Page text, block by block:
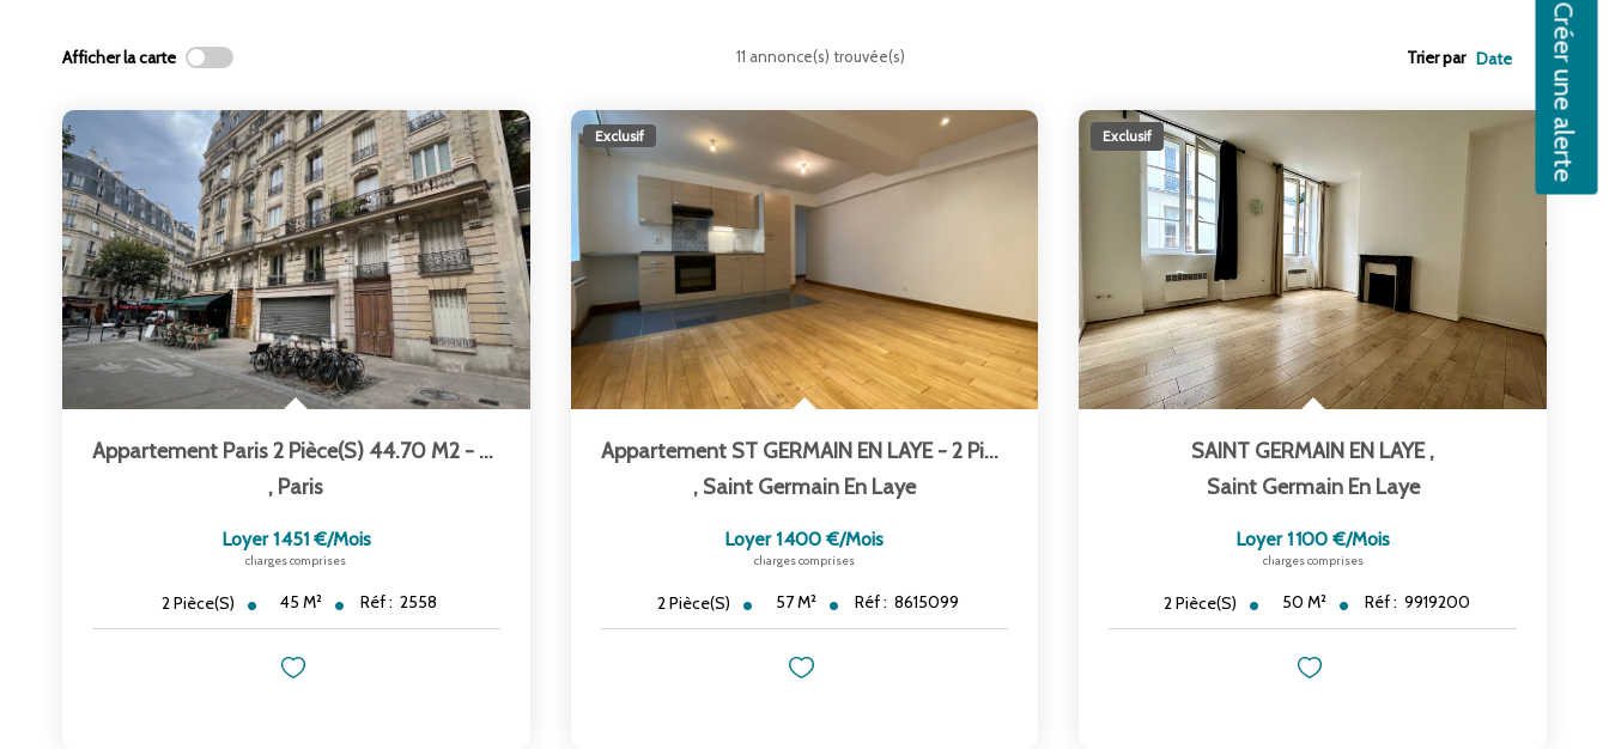
Créer une alerte
Afficher la carte 11 annonce(s) trouvée(s) Trier par
Appartement Paris 2 Pièce(s) 44.70 M2 - Rue Lacaille
, Paris
Loyer 1 451 €/mois
charges comprises
2Pièce(s) 45M² Réf : 2558
Exclusif
Appartement ST GERMAIN EN LAYE - 2 Pièce(s) - 56.59 M2
, Saint Germain En Laye
Loyer 1 400 €/mois
charges comprises
2Pièce(s) 57M² Réf : 8615099
Exclusif
SAINT GERMAIN EN LAYE ,
Saint Germain En Laye
Loyer 1 100 €/mois
charges comprises
2Pièce(s) 50 M² Réf : 9919200